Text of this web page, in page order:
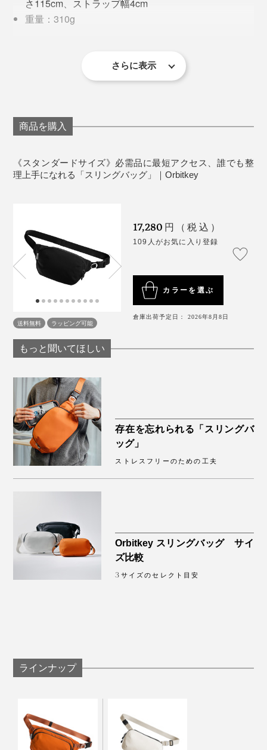
素材は、撥水加工済みの再生ナイロン・ポリエステル。
カラーは「ブラック」「ストーン」「テラコッタ」の3
「ストーン」は、遠目には白っぽく見える明るいグレ
ー。「テラコッタ」はイタリア語で「素焼きの焼き物」
という意味ですが、実際は落ち着いたオレンジ色です。
万能な「ブラック」はもちろん、普段モノトーンの装い
アクセントになります。
写真左「スタンダードサイズ／テラコッタ
と、どこに何をしまったか分からなくなって、探し続け
るハメになることが多いのですが、このスリングバッグ
中身を見渡しやすいことと、内ポケットのサイズ感や素
材がメッシュになっていることで、直感的にしまえて、
両手がふさがらず、軽くて体にフィットするので、この
さ115cm、ストラップ幅4cm
重量：310g
ポケット１、オープンメッシュポケット2、ペンホル
ダー１、鍵ループ、ケーブル通し穴 ［バックルー
生産国：ベトナム→中国に変更（※）
す。切り替え期間中は新旧が混在いたしますので、ご了
承ください。
さらに表示
商品を購入
《スタンダードサイズ》必需品に最短アクセス、誰でも整
理上手になれる「スリングバッグ」｜Orbitkey
送料無料 ラッピング可能
17,280 円（税込）
109人がお気に入り登録
カラーを選ぶ
倉庫出荷予定日： 2026年8月8日
もっと聞いてほしい
存在を忘れられる「スリングバ
ッグ」
ストレスフリーのための工夫
Orbitkey スリングバッグ サイ
ズ比較
3サイズのセレクト目安
ラインナップ